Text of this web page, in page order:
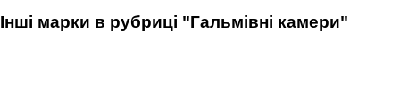
Інші марки в рубриці "Гальмівні камери"